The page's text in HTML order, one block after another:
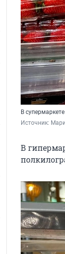
В
Источник:
В